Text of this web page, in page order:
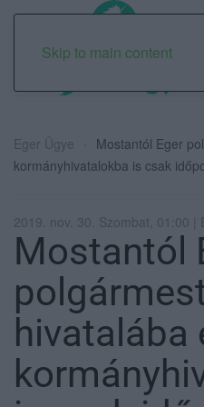
Skip to main content
Eger Ügye
Mostantól Eger
kormányhivatalokba is csak
2019. nov. 30. Szombat, 01:00 |
Mostantól
hivatalába